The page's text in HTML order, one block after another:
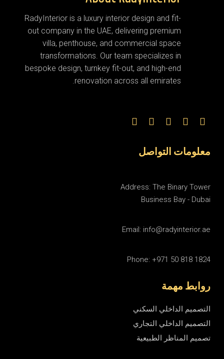
RadyInterior is a luxury interior design and fit-
out company in the UAE, delivering premium
villa, penthouse, and commercial space
transformations. Our team specializes in
bespoke design, turnkey fit-out, and high-end
renovation across all emirates.
معلومات التواصل
Address: The Binary Tower
Business Bay - Dubai
Email: info@radyinterior.ae
Phone: +971 50 818 1824
روابط مهمة
التصميم الداخلي السكني
التصميم الداخلي التجاري
تصميم المناظر الطبيعية